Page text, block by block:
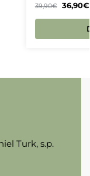
39,90€ 36,90€
Turk, s.p.